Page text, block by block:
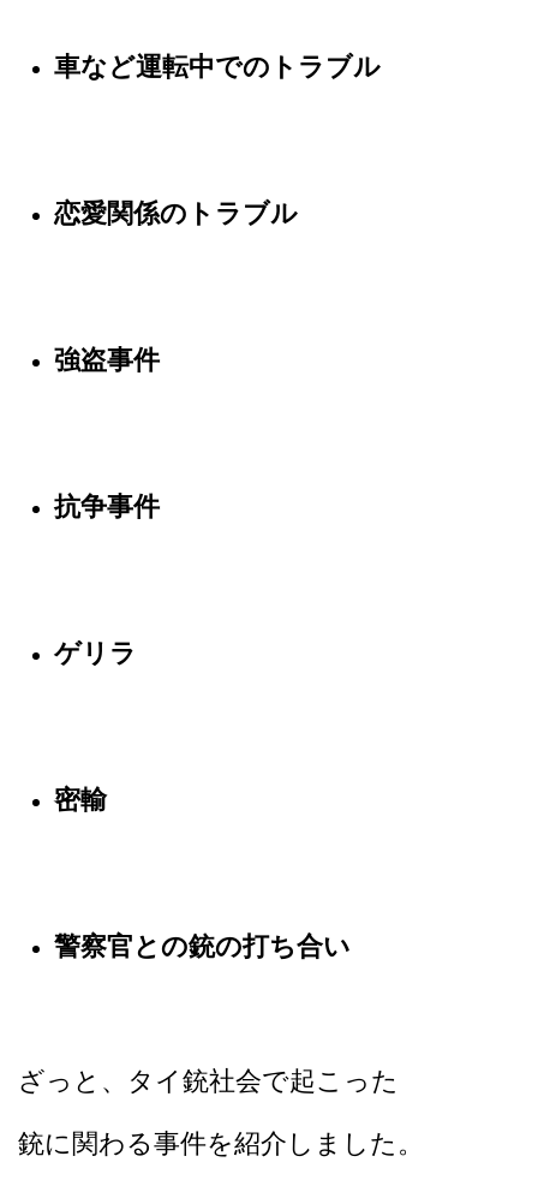
車など運転中でのトラブル
恋愛関係のトラブル
強盗事件
抗争事件
ゲリラ
密輸
警察官との銃の打ち合い
ざっと、タイ銃社会で起こった
銃に関わる事件を紹介しました。